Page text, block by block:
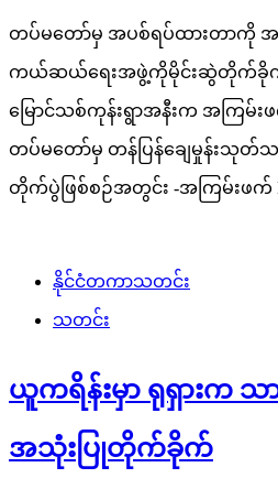
တပ်မတော်မှ အပစ်ရပ်ထားတာကို အခွ
ကယ်ဆယ်ရေးအဖွဲ့ကိုမိုင်းဆွဲတိုက်ခိုက်
မြောင်သစ်ကုန်းရွာအနီးက အကြမ်း
တပ်မတော်မှ တန်ပြန်ချေမှုန်းသုတ်
တိုက်ပွဲဖြစ်စဉ်အတွင်း -အကြမ်းဖက်
နိုင်ငံတကာသတင်း
သတင်း
ယူကရိန်းမှာ ရုရှားက သ
အသုံးပြုတိုက်ခိုက်